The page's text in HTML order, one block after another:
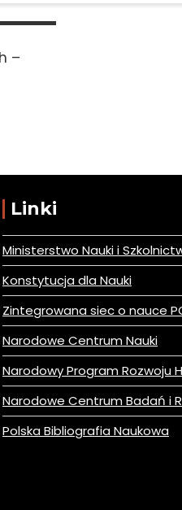
–
Linki
Ministerstwo Nauki i
Konstytucja dla Nauki
Zintegrowana siec o nauce
Narodowe Centrum Nauki
Narodowy Program Rozwoju
Narodowe Centrum Badań i
Polska Bibliografia Naukowa